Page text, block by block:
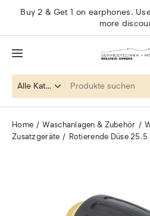
Buy 2 & Get 1 on earphones.
more
Home Waschanlagen & Zubehör
Zusatzgeräte
Rotierende Düse